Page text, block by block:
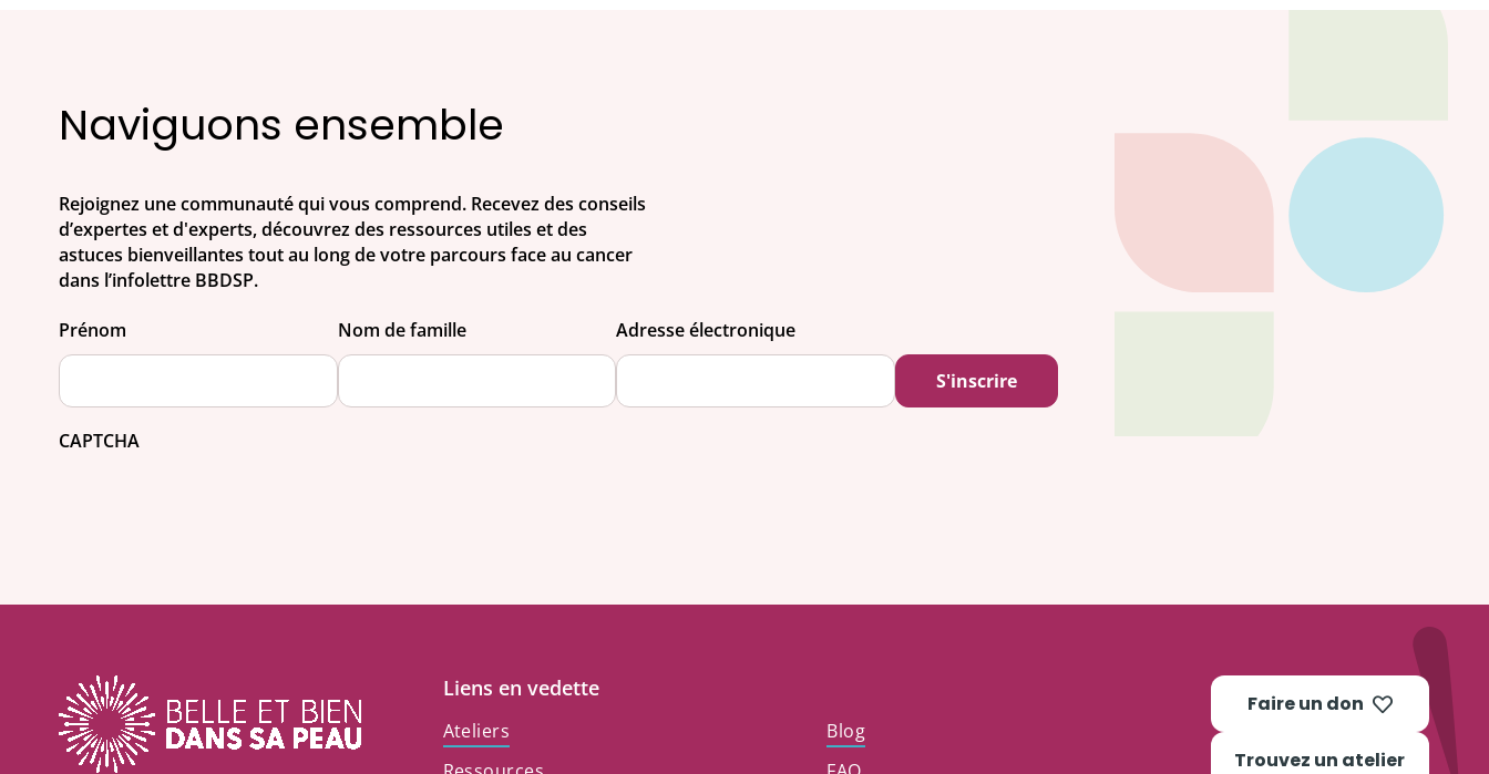
Naviguons ensemble
Rejoignez une communauté qui vous comprend. Recevez des conseils
d’expertes et d'experts, découvrez des ressources utiles et des
astuces bienveillantes tout au long de votre parcours face au cancer
dans l’infolettre BBDSP.
CAPTCHA
Prénom Nom de famille Adresse électronique
Liens en vedette
Ateliers
Blog
Faire un don
Trouvez un atelier